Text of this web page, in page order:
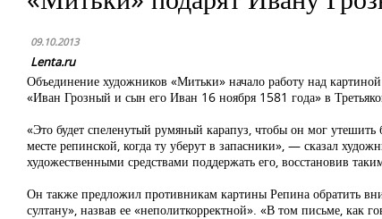
09.10.2013
Lenta.ru
Объединение художников «Митьки» начало работу над
«Иван Грозный и сын его Иван 16 ноября 1581 года» в
«Это будет спеленутый румяный карапуз, чтобы он мог утешить
месте репинской, когда ту уберут в запасники», — сказал
художественными средствами поддержать его, восстановив
Он также предложил противникам картины Репина обратить
султану», назвав ее «неполиткорректной». «В том письме,